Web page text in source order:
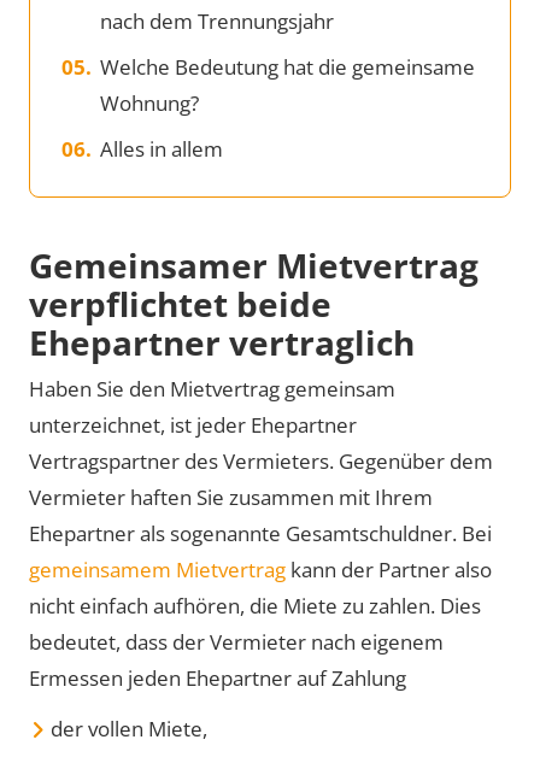
nach dem Trennungsjahr
Welche Bedeutung hat die gemeinsame
Wohnung?
Alles in allem
Gemeinsamer Mietvertrag
verpflichtet beide
Ehepartner vertraglich
Haben Sie den Mietvertrag gemeinsam
unterzeichnet, ist jeder Ehepartner
Vertragspartner des Vermieters. Gegenüber dem
Vermieter haften Sie zusammen mit Ihrem
Ehepartner als sogenannte Gesamtschuldner. Bei
gemeinsamem Mietvertrag kann der Partner also
nicht einfach aufhören, die Miete zu zahlen. Dies
bedeutet, dass der Vermieter nach eigenem
Ermessen jeden Ehepartner auf Zahlung
der vollen Miete,